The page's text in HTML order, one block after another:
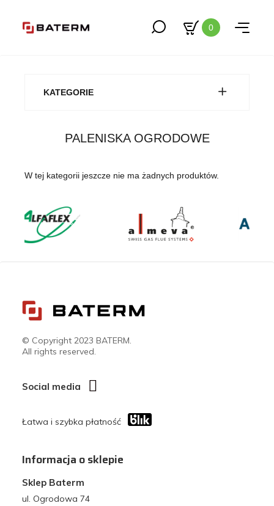
0
KATEGORIE
PALENISKA OGRODOWE
W tej kategorii jeszcze nie ma żadnych produktów.
© Copyright 2023 BATERM.
All rights reserved.
Social media
Łatwa i szybka płatność
Informacja o sklepie
Sklep Baterm
ul. Ogrodowa 74